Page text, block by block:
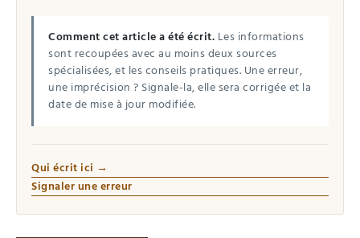
Comment cet article a été écrit. Les informations
sont recoupées avec au moins deux sources
spécialisées, et les conseils pratiques. Une erreur,
une imprécision ? Signale-la, elle sera corrigée et la
date de mise à jour modifiée.
Qui écrit ici →
Signaler une erreur